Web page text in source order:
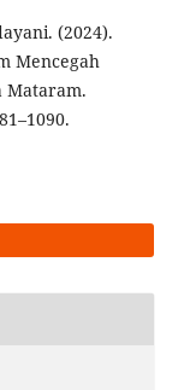
(2024).
Mencegah
Mataram.